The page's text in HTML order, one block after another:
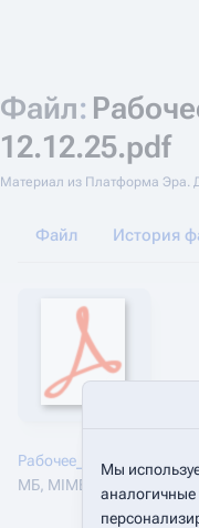
Файл:
12.12.25.pdf
Материал из Платформа Эра.
Файл История
МБ, MIME-тип:
Мы
аналогичные